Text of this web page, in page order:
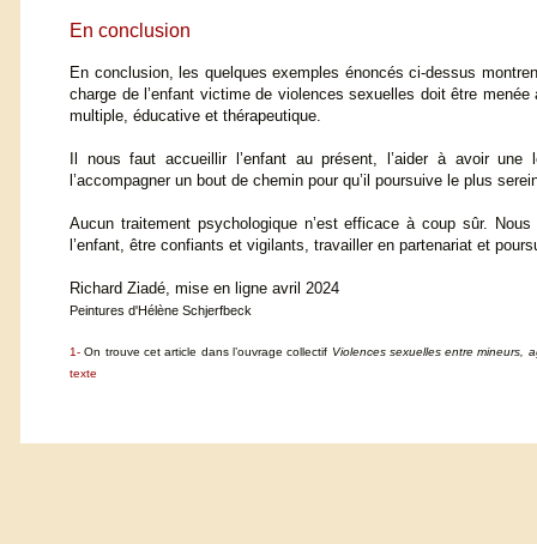
En conclusion
En conclusion, les quelques exemples énoncés ci-dessus
charge de l’enfant victime de violences sexuelles doit être
multiple, éducative et thérapeutique.
Il nous faut accueillir l’enfant au présent, l’aider à avoir
l’accompagner un bout de chemin pour qu’il poursuive le plus
Aucun traitement psychologique n’est efficace à coup sûr.
l’enfant, être confiants et vigilants, travailler en partenariat et
Richard Ziadé, mise en ligne avril 2024
Peintures d'Hélène Schjerfbeck
1-On trouve cet article dans l’ouvrage collectif Violences sexuelles entre mineurs,
texte